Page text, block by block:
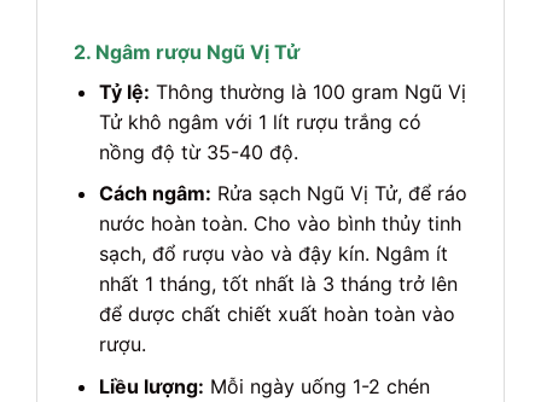
2. Ngâm rượu Ngũ Vị Tử
Tỷ lệ: Thông thường là 100 gram Ngũ Vị
Tử khô ngâm với 1 lít rượu trắng có
nồng độ từ 35-40 độ.
Cách ngâm: Rửa sạch Ngũ Vị Tử, để ráo
nước hoàn toàn. Cho vào bình thủy tinh
sạch, đổ rượu vào và đậy kín. Ngâm ít
nhất 1 tháng, tốt nhất là 3 tháng trở lên
để dược chất chiết xuất hoàn toàn vào
rượu.
Liều lượng: Mỗi ngày uống 1-2 chén